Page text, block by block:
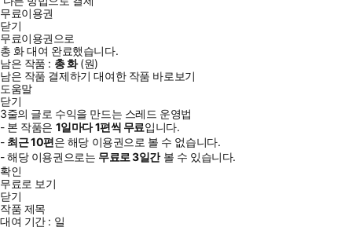
무료이용권
닫기
무료이용권으로
총 화대여 완료했습니다.
남은 작품 : 총화(원)
남은 작품 결제하기 대여한 작품 바로보기
도움말
닫기
3줄의 글로 수익을 만드는 스레드 운영법
- 본 작품은 1일마다1편씩 무료입니다.
- 최근10편은 해당 이용권으로 볼 수 없습니다.
- 해당 이용권으로는 무료로3일간볼 수 있습니다.
확인
무료로 보기
닫기
작품 제목
대여 기간 : 일